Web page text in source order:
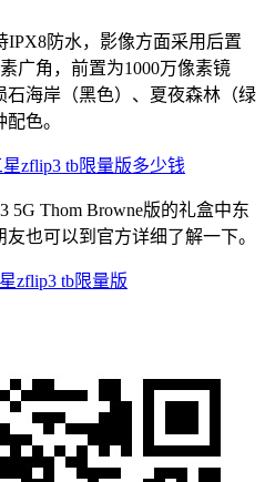
IPX8防水，影像方面采用后置
广角，前置为1000万像素镜
海岸（黑色）、夏夜森林（绿
色。
5G Thom Browne版的礼盒中东
也可以到官方详细了解一下。
zflip3 tb限量版